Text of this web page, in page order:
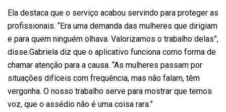
Ela destaca que o serviço acabou servindo para proteger as
profissionais. “Era uma demanda das mulheres que dirigiam
e para quem ninguém olhava. Valorizamos o trabalho delas”,
disse.Gabriela diz que o aplicativo funciona como forma de
chamar atenção para a causa. “As mulheres passam por
situações difíceis com frequência, mas não falam, têm
vergonha. O nosso trabalho serve para mostrar que temos
voz, que o assédio não é uma coisa rara.”